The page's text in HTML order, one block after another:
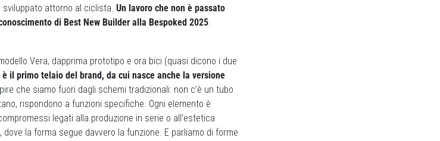
attorno al ciclista. Un lavoro che non è passato
di Best New Builder alla Bespoked 2025
Vera, dapprima prototipo e ora bici (quasi dicono i due
è il primo telaio del brand, da cui nasce anche la versione
che siamo fuori dagli schemi tradizionali: non c’è un tubo
rispondono a funzioni specifiche. Ogni elemento è
legati alla produzione in serie o all’estetica
dove la forma segue davvero la funzione. E parliamo di forme